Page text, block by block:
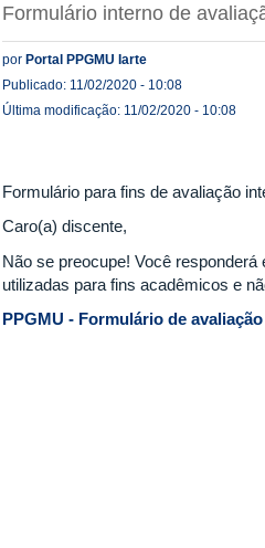
Formulário interno de
por Portal PPGMU Iarte
Publicado: 11/02/2020 - 10:08
Última modificação: 11/02/2020 - 10:08
Formulário para fins de avaliação
Caro(a) discente,
Não se preocupe! Você
utilizadas para fins acadêmicos e
PPGMU - Formulário de